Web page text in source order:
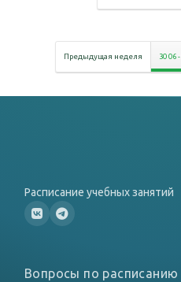
Предыдущая неделя 30 06-
Расписание учебных занятий
Вопросы по расписанию